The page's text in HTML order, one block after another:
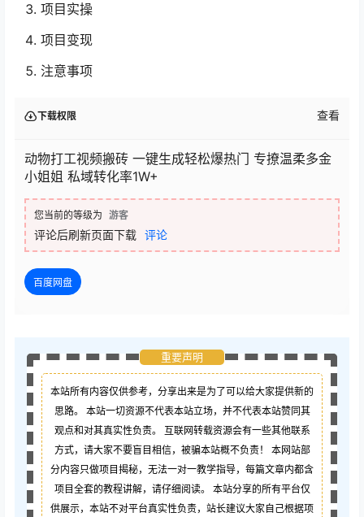
项目实操
项目变现
注意事项
下载权限 查看
动物打工视频搬砖 一键生成轻松爆热门 专撩温柔多金
小姐姐 私域转化率1W+
您当前的等级为 游客
评论后刷新页面下载 评论
百度网盘
重要声明
本站所有内容仅供参考，分享出来是为了可以给大家提供新的
思路。 本站一切资源不代表本站立场，并不代表本站赞同其
观点和对其真实性负责。 互联网转载资源会有一些其他联系
方式，请大家不要盲目相信，被骗本站概不负责！ 本网站部
分内容只做项目揭秘，无法一对一教学指导，每篇文章内都含
项目全套的教程讲解，请仔细阅读。 本站分享的所有平台仅
供展示，本站不对平台真实性负责，站长建议大家自己根据项